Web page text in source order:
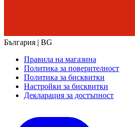
България | BG
Правила на магазина
Политика за поверителност
Политика за бисквитки
Настройки за бисквитки
Декларация за достъпност